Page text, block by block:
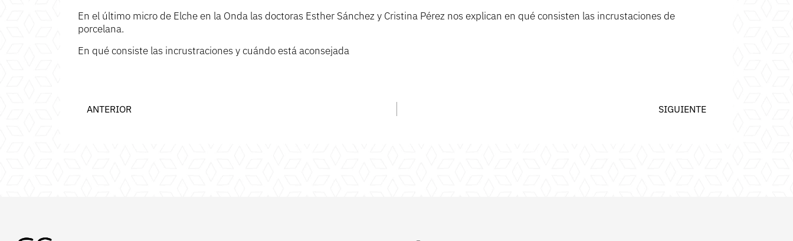
En el último micro de Elche en la Onda las doctoras Esther Sánchez y Cristina Pérez nos explican en qué consisten las incrustaciones de
porcelana.
En qué consiste las incrustraciones y cuándo está aconsejada
ANTERIOR SIGUIENTE